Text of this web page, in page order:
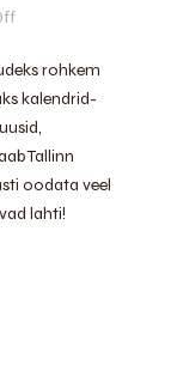
rohkem
kalendrid-
Tallinn
oodata veel
lahti!